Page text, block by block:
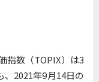
指数（TOPIX）は3
2021年9月14日の